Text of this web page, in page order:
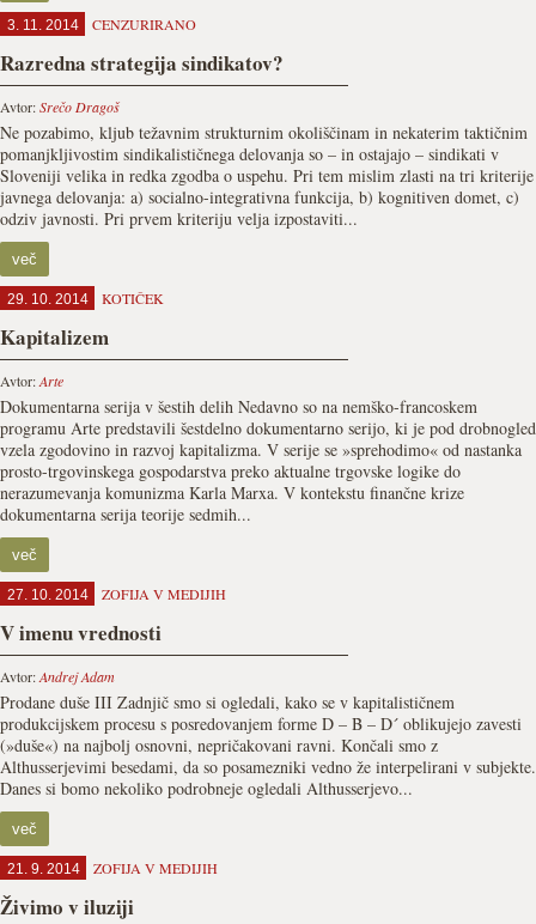
3. 11. 2014 CENZURIRANO
Razredna strategija sindikatov?
Avtor:Srečo Dragoš
Ne pozabimo, kljub težavnim strukturnim okoliščinam in nekaterim taktičnim
pomanjkljivostim sindikalističnega delovanja so – in ostajajo – sindikati v
Sloveniji velika in redka zgodba o uspehu. Pri tem mislim zlasti na tri kriterije
javnega delovanja: a) socialno-integrativna funkcija, b) kognitiven domet, c)
odziv javnosti. Pri prvem kriteriju velja izpostaviti...
več
29. 10. 2014 KOTIČEK
Kapitalizem
Avtor:Arte
Dokumentarna serija v šestih delih Nedavno so na nemško-francoskem
programu Arte predstavili šestdelno dokumentarno serijo, ki je pod drobnogled
vzela zgodovino in razvoj kapitalizma. V serije se »sprehodimo« od nastanka
prosto-trgovinskega gospodarstva preko aktualne trgovske logike do
nerazumevanja komunizma Karla Marxa. V kontekstu finančne krize
dokumentarna serija teorije sedmih...
več
27. 10. 2014 ZOFIJA V MEDIJIH
V imenu vrednosti
Avtor:Andrej Adam
Prodane duše III Zadnjič smo si ogledali, kako se v kapitalističnem
produkcijskem procesu s posredovanjem forme D – B – D´ oblikujejo zavesti
(»duše«) na najbolj osnovni, nepričakovani ravni. Končali smo z
Althusserjevimi besedami, da so posamezniki vedno že interpelirani v subjekte.
Danes si bomo nekoliko podrobneje ogledali Althusserjevo...
več
21. 9. 2014 ZOFIJA V MEDIJIH
Živimo v iluziji